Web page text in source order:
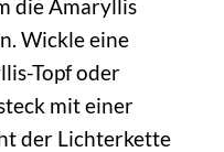
die Amaryllis
Wickle eine
Topf oder
mit einer
der Lichterkette